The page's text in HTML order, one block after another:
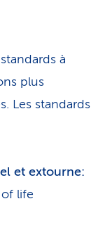
à
plus
Les standards
et extourne:
life